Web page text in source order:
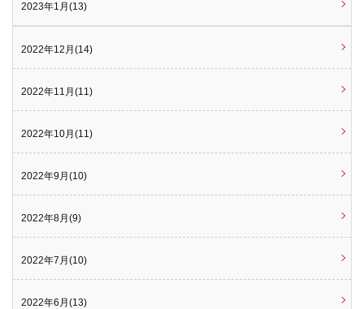
2023年1月(13)
2022年12月(14)
2022年11月(11)
2022年10月(11)
2022年9月(10)
2022年8月(9)
2022年7月(10)
2022年6月(13)